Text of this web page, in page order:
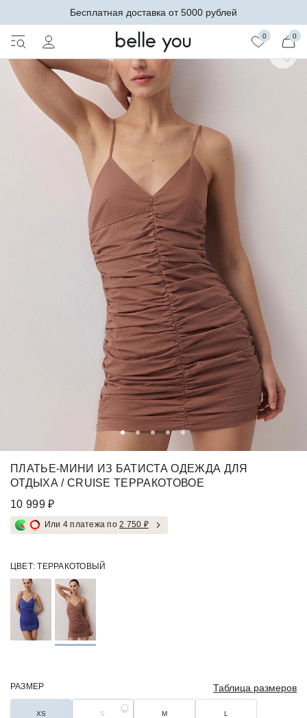
Бесплатная доставка от 5000 рублей
0 0
ПЛАТЬЕ-МИНИ ИЗ БАТИСТА ОДЕЖДА ДЛЯ
ОТДЫХА / CRUISE ТЕРРАКОТОВОЕ
10 999 ₽
Или 4 платежа по2 750 ₽
ЦВЕТ:ТЕРРАКОТОВЫЙ
РАЗМЕР Таблица размеров
XS S M L